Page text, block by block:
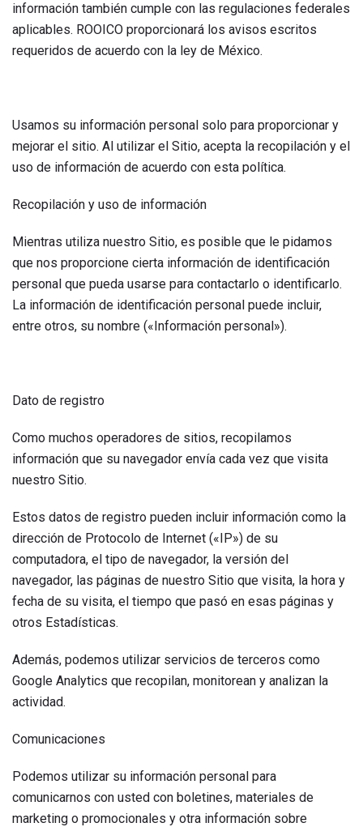
información también cumple con las regulaciones federales
aplicables. ROOICO proporcionará los avisos escritos
requeridos de acuerdo con la ley de México.
Usamos su información personal solo para proporcionar y
mejorar el sitio. Al utilizar el Sitio, acepta la recopilación y el
uso de información de acuerdo con esta política.
Recopilación y uso de información
Mientras utiliza nuestro Sitio, es posible que le pidamos
que nos proporcione cierta información de identificación
personal que pueda usarse para contactarlo o identificarlo.
La información de identificación personal puede incluir,
entre otros, su nombre («Información personal»).
Dato de registro
Como muchos operadores de sitios, recopilamos
información que su navegador envía cada vez que visita
nuestro Sitio.
Estos datos de registro pueden incluir información como la
dirección de Protocolo de Internet («IP») de su
computadora, el tipo de navegador, la versión del
navegador, las páginas de nuestro Sitio que visita, la hora y
fecha de su visita, el tiempo que pasó en esas páginas y
otros Estadísticas.
Además, podemos utilizar servicios de terceros como
Google Analytics que recopilan, monitorean y analizan la
actividad.
Comunicaciones
Podemos utilizar su información personal para
comunicarnos con usted con boletines, materiales de
marketing o promocionales y otra información sobre